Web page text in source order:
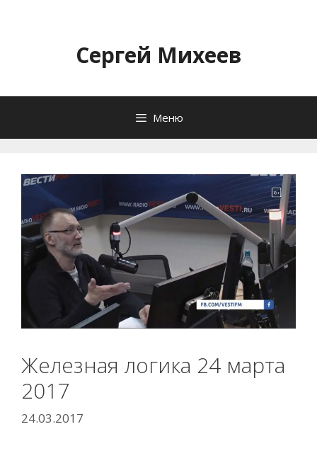
содержимомуСергей Михеев
Меню
Железная логика 24 марта
2017
24.03.2017